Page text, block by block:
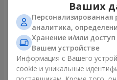
Букет "Нежная любовь"
1 510 грн
Заказать
Ваших
Персонализированная
аналитика,
Хранение и/или
Вашем устройстве
Информация с Вашего
cookie и уникальные